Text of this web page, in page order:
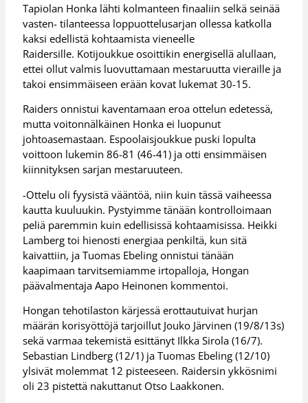
Tapiolan Honka lähti kolmanteen finaaliin selkä seinää
vasten- tilanteessa loppuottelusarjan ollessa katkolla
kaksi edellistä kohtaamista vieneelle
Raidersille. Kotijoukkue osoittikin energisellä alullaan,
ettei ollut valmis luovuttamaan mestaruutta vieraille ja
takoi ensimmäiseen erään kovat lukemat 30-15.
Raiders onnistui kaventamaan eroa ottelun edetessä,
mutta voitonnälkäinen Honka ei luopunut
johtoasemastaan. Espoolaisjoukkue puski lopulta
voittoon lukemin 86-81 (46-41) ja otti ensimmäisen
kiinnityksen sarjan mestaruuteen.
-Ottelu oli fyysistä vääntöä, niin kuin tässä vaiheessa
kautta kuuluukin. Pystyimme tänään kontrolloimaan
peliä paremmin kuin edellisissä kohtaamisissa. Heikki
Lamberg toi hienosti energiaa penkiltä, kun sitä
kaivattiin, ja Tuomas Ebeling onnistui tänään
kaapimaan tarvitsemiamme irtopalloja, Hongan
päävalmentaja Aapo Heinonen kommentoi.
Hongan tehotilaston kärjessä erottautuivat hurjan
määrän korisyöttöjä tarjoillut Jouko Järvinen (19/8/13s)
sekä varmaa tekemistä esittänyt Ilkka Sirola (16/7).
Sebastian Lindberg (12/1) ja Tuomas Ebeling (12/10)
ylsivät molemmat 12 pisteeseen. Raidersin ykkösnimi
oli 23 pistettä nakuttanut Otso Laakkonen.